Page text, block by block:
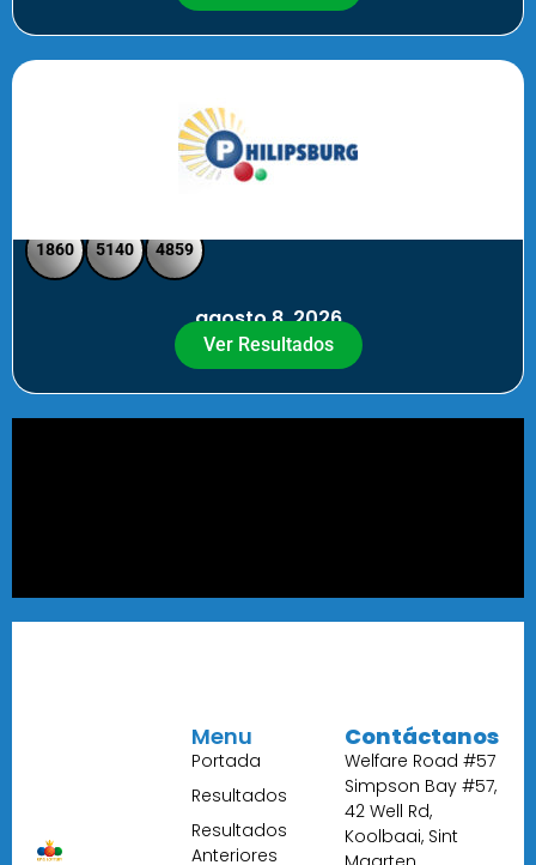
1860 5140 4859
agosto 8, 2026
Ver Resultados
Menu
Portada
Resultados
Resultados
Anteriores
Contáctanos
Welfare Road #57
Simpson Bay #57,
42 Well Rd,
Koolbaai, Sint